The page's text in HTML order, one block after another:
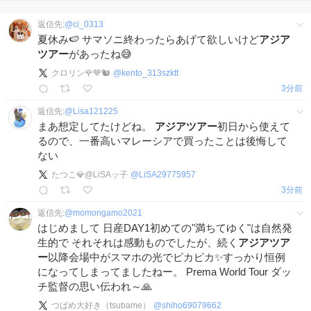
返信先:@ci_0313
夏休み🍉 サマソニ終わったらあげて欲しいけどアジア
ツアーがあったね😅
クロリン🌹💙🐿️ @ kento_313szktt
3分前
返信先:@ Lisa121225
まあ想定してたけどね。 アジアツアー初日から使えて
るので、一番高いマレーシアで買ったことは後悔して
ない
たつこ💎@LiSAッ子 @ LiSA29775957
3分前
返信先:@momongamo2021
はじめまして 日産DAY1初めての"満ちてゆく"は自然発
生的で それそれは感動ものでしたが、続く アジアツア
ー以降会場中がスマホの光でピカピカ✨すっかり恒例
になってしまってましたねー。 Prema World Tour ダッ
チ監督の思い伝われ～🙏
つばめ大好き（tsubame） @shiho69079662